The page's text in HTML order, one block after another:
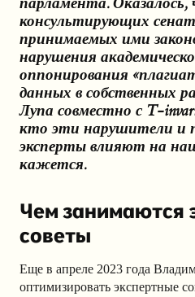
консультирующих
принимаемых ими
нарушения
оппонирования
данных в собственных
Лупа совместно с T-
кто эти нарушители и
эксперты влияют на
кажется.
Чем занимаются
советы
Еще в апреле 2023 года
оптимизировать экспертные